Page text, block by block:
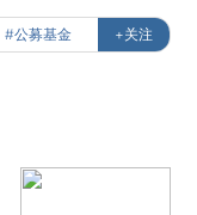
#公募基金 +关注